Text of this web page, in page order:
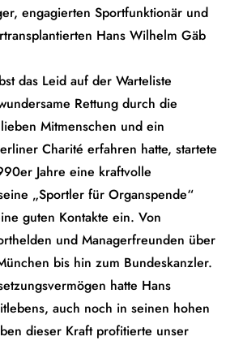
engagierten Sportfunktionär und
Hans Wilhelm Gäb
das Leid auf der Warteliste
Rettung durch die
Mitmenschen und ein
Charité erfahren hatte, startete
Jahre eine kraftvolle
„Sportler für Organspende“
guten Kontakte ein. Von
und Managerfreunden über
bis hin zum Bundeskanzler.
hatte Hans
auch noch in seinen hohen
dieser Kraft profitierte unser